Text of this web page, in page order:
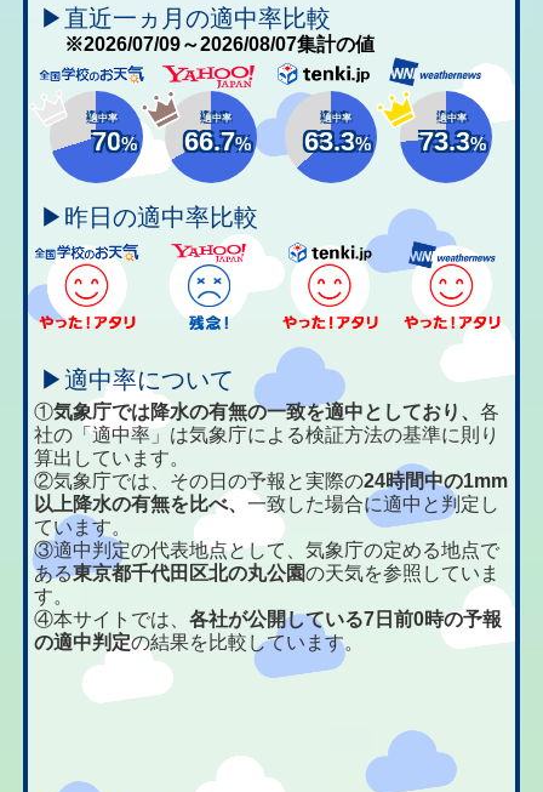
▶直近一ヵ月の適中率比較
※2026/07/09～2026/08/07集計の値
適中率
70%
適中率
66.7%
適中率
63.3%
適中率
73.3%
▶昨日の適中率比較
▶適中率について
①気象庁では降水の有無の一致を適中としており、各
社の「適中率」は気象庁による検証方法の基準に則り
算出しています。
②気象庁では、その日の予報と実際の24時間中の1mm
以上降水の有無を比べ、一致した場合に適中と判定し
ています。
③適中判定の代表地点として、気象庁の定める地点で
ある東京都千代田区北の丸公園の天気を参照していま
す。
④本サイトでは、各社が公開している7日前0時の予報
の適中判定の結果を比較しています。